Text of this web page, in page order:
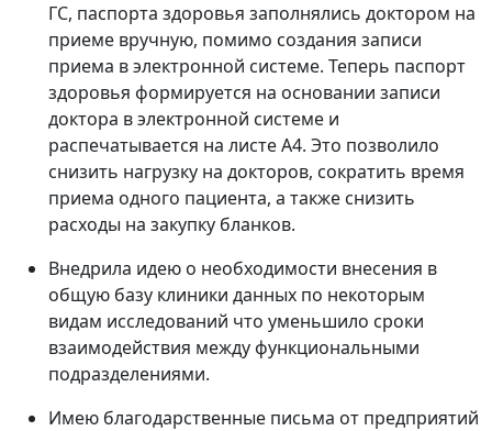
ГС, паспорта здоровья заполнялись доктором на
приеме вручную, помимо создания записи
приема в электронной системе. Теперь паспорт
здоровья формируется на основании записи
доктора в электронной системе и
распечатывается на листе А4. Это позволило
снизить нагрузку на докторов, сократить время
приема одного пациента, а также снизить
расходы на закупку бланков.
Внедрила идею о необходимости внесения в
общую базу клиники данных по некоторым
видам исследований что уменьшило сроки
взаимодействия между функциональными
подразделениями.
Имею благодарственные письма от предприятий